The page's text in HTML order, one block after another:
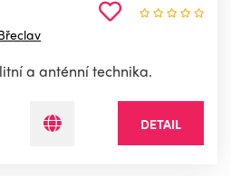
a anténní technika.
DETAIL